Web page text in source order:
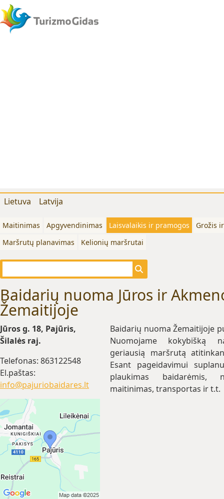
Lietuva Latvija
Maitinimas Apgyvendinimas Laisvalaikis ir pramogos
Grožis
Maršrutų planavimas
Kelionių maršrutai
Baidarių nuoma Jūros ir
Žemaitijoje
Jūros g. 18, Pajūris,
Šilalės raj.
Telefonas: 863122548
El.paštas:
info@pajuriobaidares.lt
Baidarių nuoma Žemaitijoje
Nuomojame kokybišką
geriausią maršrutą
Esant pageidavimui
plaukimas baidarėmis,
maitinimas, transportas ir t.t.